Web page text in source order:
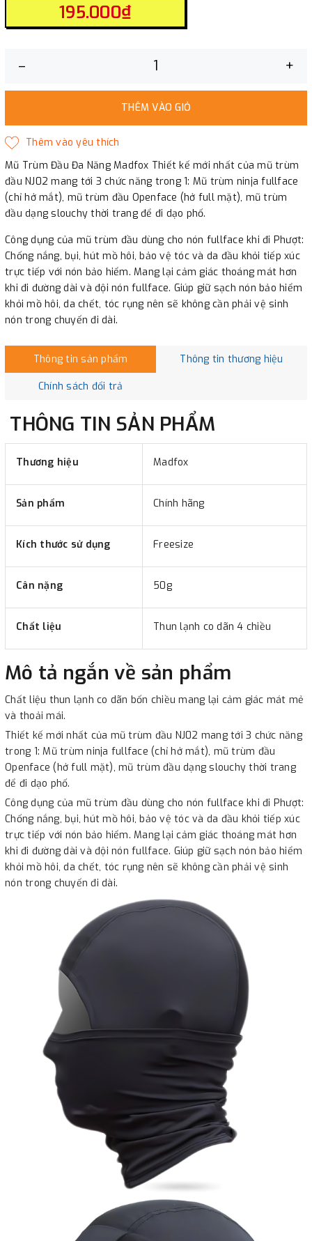
195.000₫
– +
THÊM VÀO GIỎ
Mũ Trùm Đầu Đa Năng Madfox Thiết kế mới nhất của mũ trùm
đầu NJ02 mang tới 3 chức năng trong 1: Mũ trùm ninja fullface
(chỉ hở mắt), mũ trùm đầu Openface (hở full mặt), mũ trùm
đầu dạng slouchy thời trang để đi dạo phố.
Công dụng của mũ trùm đầu dùng cho nón fullface khi đi Phượt:
Chống nắng, bụi, hút mồ hôi, bảo vệ tóc và da đầu khỏi tiếp xúc
trực tiếp với nón bảo hiểm. Mang lại cảm giác thoáng mát hơn
khi đi đường dài và đội nón fullface. Giúp giữ sạch nón bảo hiểm
khỏi mồ hôi, da chết, tóc rụng nên sẽ không cần phải vệ sinh
nón trong chuyến đi dài.
Thông tin sản phẩm Thông tin thương hiệu
Chính sách đổi trả
THÔNG TIN SẢN PHẨM
Thương hiệu Madfox
Sản phẩm Chính hãng
Kích thước sử dụng Freesize
Cân nặng 50g
Chất liệu Thun lạnh co dãn 4 chiều
Mô tả ngắn về sản phẩm
Chất liệu thun lạnh co dãn bốn chiều mang lại cảm giác mát mẻ
và thoải mái.
Thiết kế mới nhất của mũ trùm đầu NJ02 mang tới 3 chức năng
trong 1: Mũ trùm ninja fullface (chỉ hở mắt), mũ trùm đầu
Openface (hở full mặt), mũ trùm đầu dạng slouchy thời trang
để đi dạo phố.
Công dụng của mũ trùm đầu dùng cho nón fullface khi đi Phượt:
Chống nắng, bụi, hút mồ hôi, bảo vệ tóc và da đầu khỏi tiếp xúc
trực tiếp với nón bảo hiểm. Mang lại cảm giác thoáng mát hơn
khi đi đường dài và đội nón fullface. Giúp giữ sạch nón bảo hiểm
khỏi mồ hôi, da chết, tóc rụng nên sẽ không cần phải vệ sinh
nón trong chuyến đi dài.